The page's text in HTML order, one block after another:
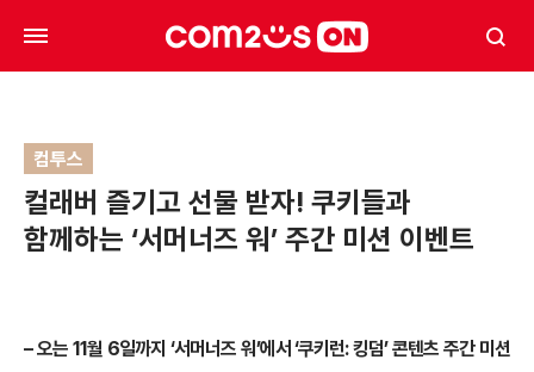
컴투스
컬래버 즐기고 선물 받자! 쿠키들과
함께하는 ‘서머너즈 워’ 주간 미션 이벤트
– 오는 11월 6일까지 ‘서머너즈 워’에서 ‘쿠키런: 킹덤’ 콘텐츠 주간 미션